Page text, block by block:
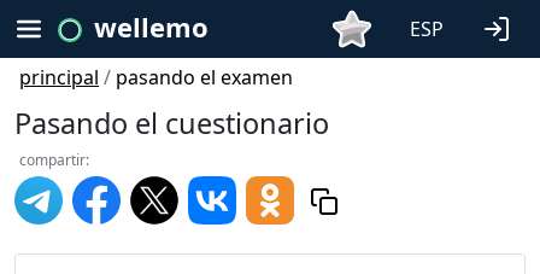
wellemo
ESP
principal / pasando el examen
Pasando el cuestionario
compartir: